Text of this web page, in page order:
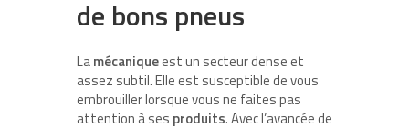
de bons pneus
Lamécaniqueest un secteur dense et
assez subtil. Elle est susceptible de vous
embrouiller lorsque vous ne faites pas
attention à ses produits. Avec l’avancée de